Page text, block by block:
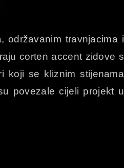
održavanim travnjacima i
corten accent zidove s
koji se kliznim stijenama
povezale cijeli projekt u